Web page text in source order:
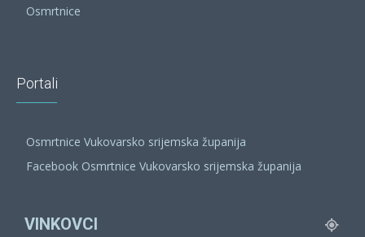
Osmrtnice
Portali
Osmrtnice Vukovarsko srijemska županija
Facebook Osmrtnice Vukovarsko srijemska županija
VINKOVCI